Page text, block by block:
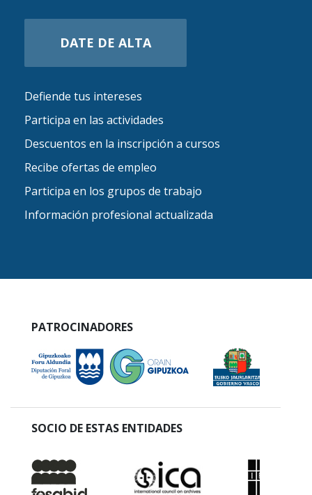
DATE DE ALTA
Defiende tus intereses
Participa en las actividades
Descuentos en la inscripción a cursos
Recibe ofertas de empleo
Participa en los grupos de trabajo
Información profesional actualizada
PATROCINADORES
SOCIO DE ESTAS ENTIDADES